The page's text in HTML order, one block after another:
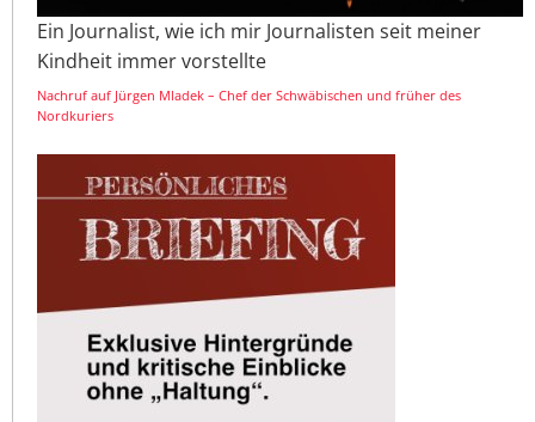
Ein Journalist, wie ich mir Journalisten seit meiner
Kindheit immer vorstellte
Nachruf auf Jürgen Mladek – Chef der Schwäbischen und früher des
Nordkuriers